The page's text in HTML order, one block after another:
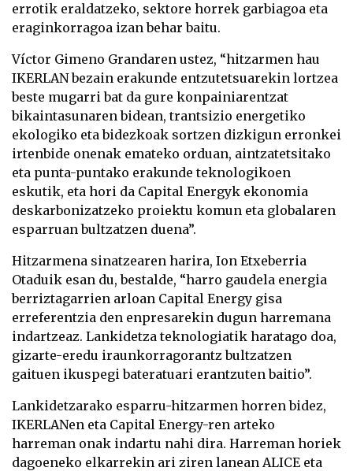
errotik eraldatzeko, sektore horrek garbiagoa eta
eraginkorragoa izan behar baitu.
Víctor Gimeno Grandaren ustez, “hitzarmen hau
IKERLAN bezain erakunde entzutetsuarekin lortzea
beste mugarri bat da gure konpainiarentzat
bikaintasunaren bidean, trantsizio energetiko
ekologiko eta bidezkoak sortzen dizkigun erronkei
irtenbide onenak emateko orduan, aintzatetsitako
eta punta-puntako erakunde teknologikoen
eskutik, eta hori da Capital Energyk ekonomia
deskarbonizatzeko proiektu komun eta globalaren
esparruan bultzatzen duena”.
Hitzarmena sinatzearen harira, Ion Etxeberria
Otaduik esan du, bestalde, “harro gaudela energia
berriztagarrien arloan Capital Energy gisa
erreferentzia den enpresarekin dugun harremana
indartzeaz. Lankidetza teknologiatik haratago doa,
gizarte-eredu iraunkorragorantz bultzatzen
gaituen ikuspegi bateratuari erantzuten baitio”.
Lankidetzarako esparru-hitzarmen horren bidez,
IKERLANen eta Capital Energy-ren arteko
harreman onak indartu nahi dira. Harreman horiek
dagoeneko elkarrekin ari ziren lanean ALICE eta